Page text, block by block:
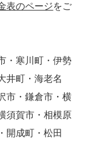
表のページをご
・寒川町・伊勢
井町・海老名
市・鎌倉市・横
須賀市・相模原
開成町・松田